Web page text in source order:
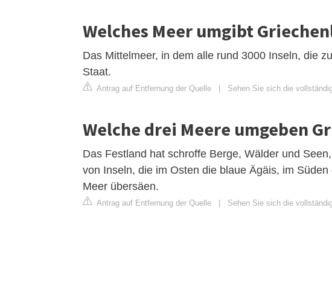
Welches Meer umgibt
Das Mittelmeer, in dem alle rund 3000 Inseln, die
Staat.
Antrag auf Entfernung der Quelle Sehen Sie sich die
Welche drei Meere umgeben
Das Festland hat schroffe Berge, Wälder und
von Inseln, die im Osten die blaue Ägäis, im
Meer übersäen.
Antrag auf Entfernung der Quelle Sehen Sie sich die